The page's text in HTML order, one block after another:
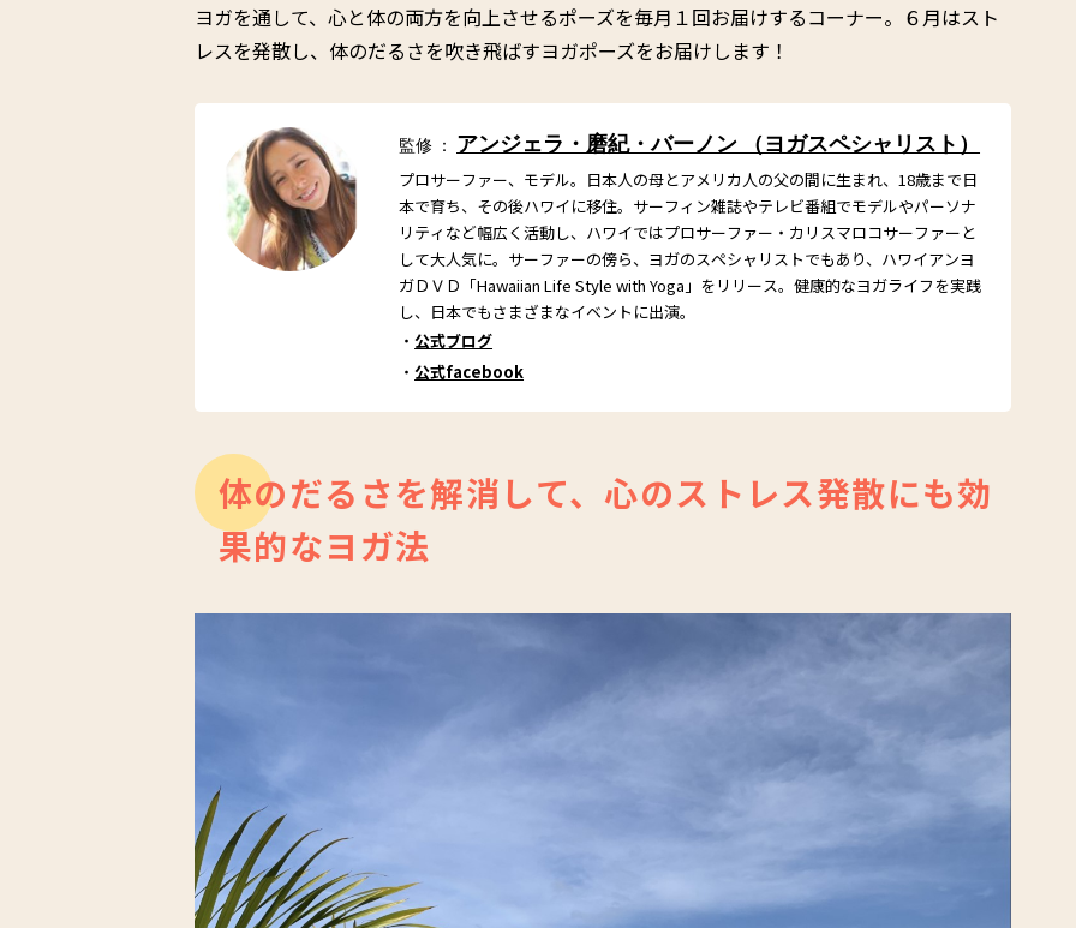
ヨガを通して、心と体の両方を向上させるポーズを毎月１回お届けするコーナー。６月はスト
レスを発散し、体のだるさを吹き飛ばすヨガポーズをお届けします！
監修 ： アンジェラ・磨紀・バーノン （ヨガスペシャリスト）
プロサーファー、モデル。日本人の母とアメリカ人の父の間に生まれ、18歳まで日
本で育ち、その後ハワイに移住。サーフィン雑誌やテレビ番組でモデルやパーソナ
リティなど幅広く活動し、ハワイではプロサーファー・カリスマロコサーファーと
して大人気に。サーファーの傍ら、ヨガのスペシャリストでもあり、ハワイアンヨ
ガＤＶＤ「Hawaiian Life Style with Yoga」をリリース。健康的なヨガライフを実践
し、日本でもさまざまなイベントに出演。
・ 公式ブログ
・ 公式facebook
体のだるさを解消して、心のストレス発散にも効
果的なヨガ法